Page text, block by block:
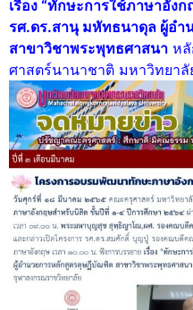
เรื่อง “ทักษะการใช้ภาษาอังก
รศ.ดร.สานุ มหัทธนาดุล ผู้อำ
สาขาวิชาพระพุทธศาสนา ห
ศาสตร์นานาชาติ มหาวิทยา